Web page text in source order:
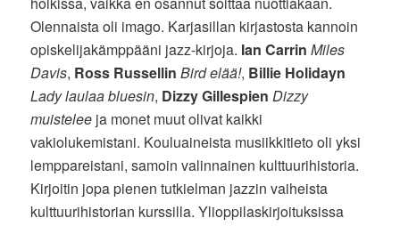
Olennaista oli imago. Karjasillan kirjastosta kannoin
opiskelijakämppääni jazz-kirjoja. Ian Carrin Miles
Davis, Ross Russellin Bird elää!, Billie Holidayn
Lady laulaa bluesin, Dizzy Gillespien Dizzy
muistelee ja monet muut olivat kaikki
vakiolukemistani. Kouluaineista musiikkitieto oli yksi
lemppareistani, samoin valinnainen kulttuurihistoria.
Kirjoitin jopa pienen tutkielman jazzin vaiheista
kulttuurihistorian kurssilla. Ylioppilaskirjoituksissa